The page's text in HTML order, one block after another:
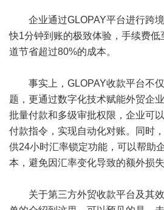
企业通过GLOPAY平台进行跨境
快1分钟到账的极致体验，手续费
道节省超过80%的成本。
事实上，GLOPAY收款平台不仅
题，更通过数字化技术赋能外贸企
批量付款和多级审批权限，企业可
付款指令，实现自动化对账。同时
供24小时汇率锁定功能，可以帮助
本，避免因汇率变化导致的额外损失
关于第三方外贸收款平台及其效